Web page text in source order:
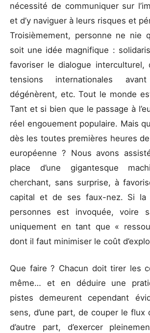
nécessité de communiquer sur
et d’y naviguer à leurs risques et
Troisièmement, personne ne nie
soit une idée magnifique :
favoriser le dialogue interculturel,
tensions internationales
dégénèrent, etc. Tout le monde
Tant et si bien que le passage à
réel engouement populaire. Mais
dès les toutes premières heures
européenne ? Nous avons
place d’une gigantesque
cherchant, sans surprise, à
capital et de ses faux-nez. Si la
personnes est invoquée, voire
uniquement en tant que «
dont il faut minimiser le coût
Que faire ? Chacun doit tirer les
même… et en déduire une
pistes demeurent cependant
sens, d’une part, de couper le flux
d’autre part, d’exercer